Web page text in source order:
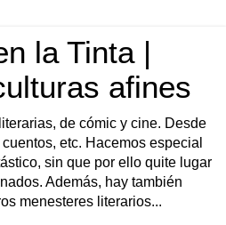
la Tinta |
afines
de cómic y cine. Desde
etc. Hacemos especial
sin que por ello quite lugar
Además, hay también
menesteres literarios...